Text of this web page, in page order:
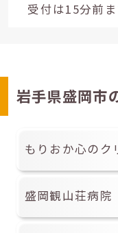
受付は15分前
岩手県盛岡市
もりおか心のク
盛岡観山荘病院